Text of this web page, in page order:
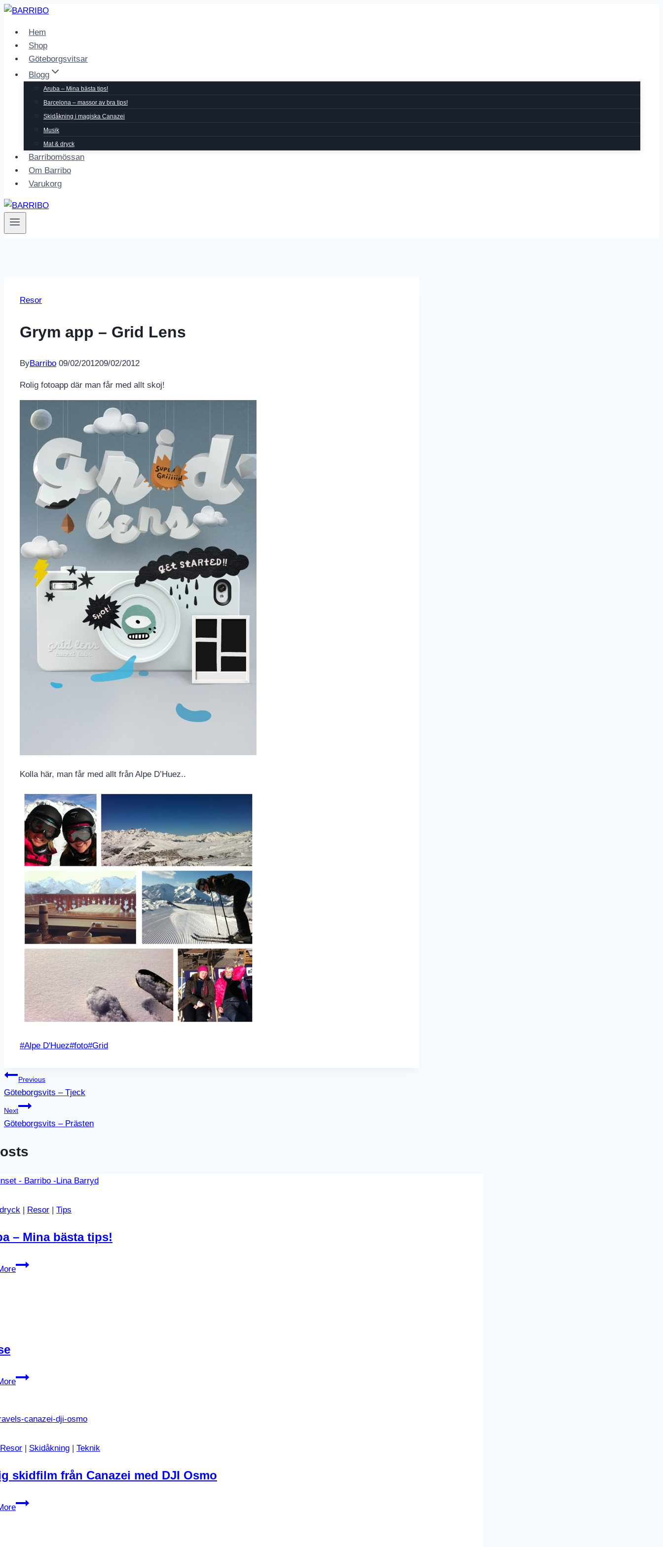
Skip
contentHem
Shop
Göteborgsvitsar
Blogg
Aruba – Mina bästa tips!
Barcelona – massor av bra tips!
Skidåkning i magiska Canazei
Musik
Mat & dryck
Barribomössan
Om Barribo
Varukorg
Resor
Grym app – Grid Lens
ByBarribo 09/02/201209/02/2012
Rolig fotoapp där man får med allt skoj!
Kolla här, man får med allt från Alpe D’Huez..
Post
#Alpe D'Huez#foto#Grid
Inläggsnavigering
Previous
Göteborgsvits – Tjeck
Next
Göteborgsvits – Prästen
| Resor | Tips
– Mina bästa tips!
Aruba
Bosse
Resor | Skidåkning | Teknik
skidfilm från Canazei med DJI Osmo
Härlig